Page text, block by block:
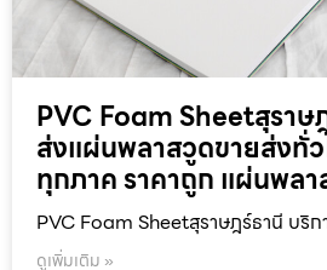
PVC Foam Sheetสุราษ
ส่งแผ่นพลาสวูดขายส่งทั่
ทุกภาค ราคาถูก แผ่นพล
PVC Foam Sheetสุราษฎร์ธานี บริก
ดูเพิ่มเติม »